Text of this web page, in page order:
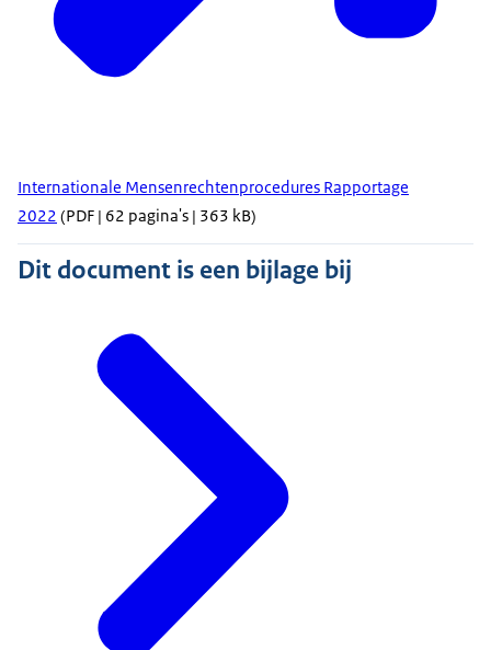
Internationale Mensenrechtenprocedures Rapportage
2022 (PDF | 62 pagina's | 363 kB)
Dit document is een bijlage bij